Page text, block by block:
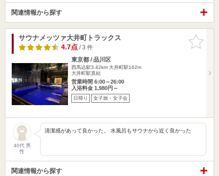
関連情報から探す
お気に入
りに追加
サウナメッツァ大井町トラックス
4.7点/ 3 件
東京都 / 品川区
西馬込駅3.42km 大井町駅162m
大井町駅直結
営業時間 6:00～26:00
入浴料金 1,980円～
日帰り 女子旅・女子会
40代 男
性
清潔感があって良かった。 水風呂もサウナから近く良かった
関連情報から探す